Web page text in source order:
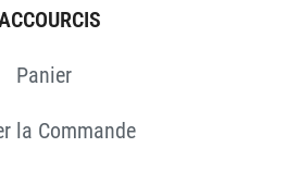
Panier
la Commande